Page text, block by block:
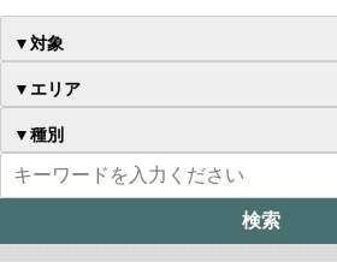
▼対象
▼エリア
▼種別